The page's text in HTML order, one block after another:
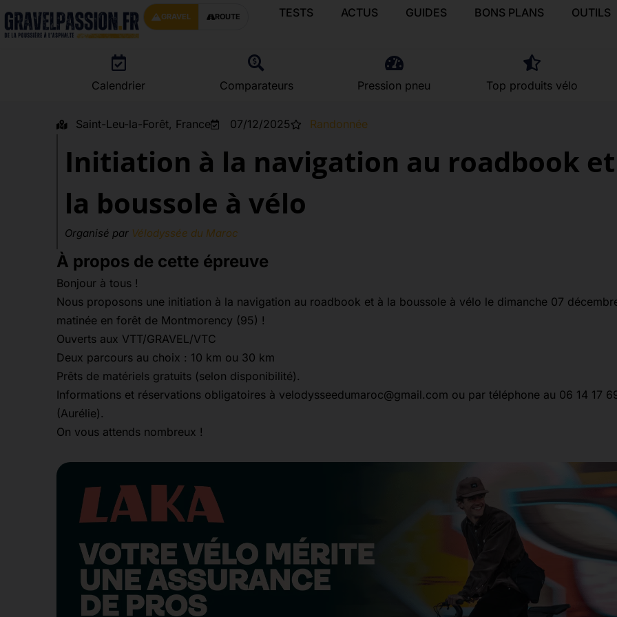
GRAVEL ROUTE TESTS ACTUS GUIDES BONS PLANS OUTILS
Calendrier Comparateurs Pression pneu Top produits vélo
Saint-Leu-la-Forêt, France 07/12/2025 Randonnée
Initiation à la navigation au roadbook
la boussole à vélo
Organisé par Vélodyssée du Maroc
À propos de cette épreuve
Bonjour à tous !
Nous proposons une initiation à la navigation au roadbook et à la boussole à vélo le dimanche 07
matinée en forêt de Montmorency (95) !
Ouverts aux VTT/GRAVEL/VTC
Deux parcours au choix : 10 km ou 30 km
Prêts de matériels gratuits (selon disponibilité).
Informations et réservations obligatoires à velodysseedumaroc@gmail.com ou par téléphone au 06 14 17
(Aurélie).
On vous attends nombreux !